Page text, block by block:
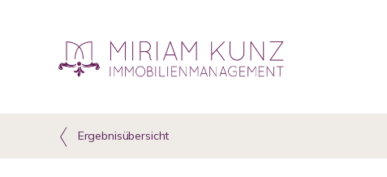
Ergebnisübersicht